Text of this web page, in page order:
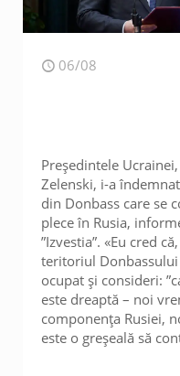
06/08
Președintele
Zelenski, i-a
din Donbass care se
plece în Rusia,
”Izvestia”. «Eu cred
teritoriul
ocupat și consideri:
este dreaptă – noi
componența Rusiei,
este o greșeală să